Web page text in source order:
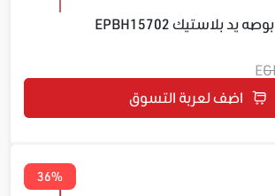
اضف لعربة التسوق
36%